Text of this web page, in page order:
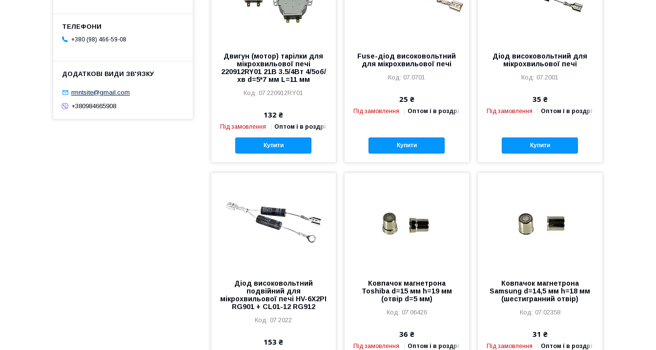
Двигун (мотор) тарілки для
мікрохвильової печі
220912RY01 21В 3.5/4Вт 4/5об/
хв d=5*7 мм L=11 мм
07.220912RY01
132 ₴
Під замовлення Оптом і в роздріб
Купити
Fuse-діод високовольтний
для мікрохвильової печі
07.0701
25 ₴
Під замовлення Оптом і в роздріб
Купити
Діод високовольтний для
мікрохвильової печі
07.2001
35 ₴
Під замовлення Оптом і в роздріб
Купити
Діод високовольтний
подвійний для
мікрохвильової печі HV-6X2PI
RG901 + CL01-12 RG912
07.2022
153 ₴
Ковпачок магнетрона
Toshiba d=15 мм h=19 мм
(отвір d=5 мм)
07.06426
36 ₴
Під замовлення Оптом і в роздріб
Ковпачок магнетрона
Samsung d=14,5 мм h=18 мм
(шестигранний отвір)
07.02358
31 ₴
Під замовлення Оптом і в роздріб
+380 (98) 466-59-08
rmntsite@gmail.com
+380984665908